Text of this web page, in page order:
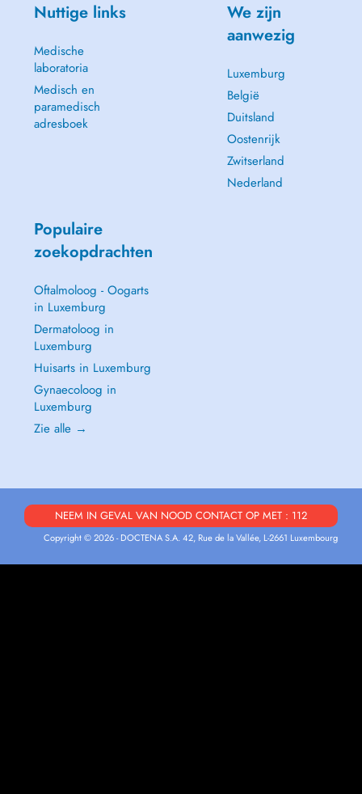
Nuttige links
Medische
laboratoria
Medisch en
paramedisch
adresboek
We zijn
aanwezig
Luxemburg
België
Duitsland
Oostenrijk
Zwitserland
Nederland
Populaire
zoekopdrachten
Oftalmoloog - Oogarts
in Luxemburg
Dermatoloog in
Luxemburg
Huisarts in Luxemburg
Gynaecoloog in
Luxemburg
Zie alle →
NEEM IN GEVAL VAN NOOD CONTACT OP MET : 112
Copyright © 2026 - DOCTENA S.A. 42, Rue de la Vallée, L-2661 Luxembourg